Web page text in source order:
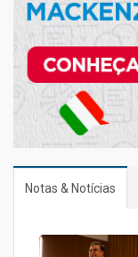
Notas & Notícias